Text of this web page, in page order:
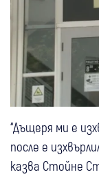
“Дъщеря ми е
после е
казва Стойне